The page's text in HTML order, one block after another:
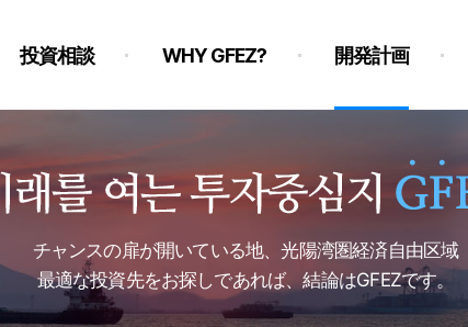
投資相談 WHY GFEZ? 開発計画
チャンスの扉が開いている地、光陽湾圏経済自由区域
最適な投資先をお探しであれば、結論はGFEZです。